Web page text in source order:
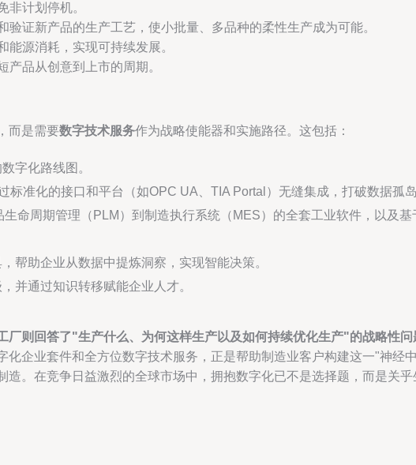
非计划停机。
验证新产品的生产工艺，使小批量、多品种的柔性生产成为可能。
源消耗，实现可持续发展。
产品从创意到上市的周期。
而是需要数字技术服务作为战略使能器和实施路径。这包括：
字化路线图。
标准化的接口和平台（如OPC UA、TIA Portal）无缝集成，打破数据孤岛
生命周期管理（PLM）到制造执行系统（MES）的全套工业软件，以及
帮助企业从数据中提炼洞察，实现智能决策。
并通过知识转移赋能企业人才。
则回答了"生产什么、为何这样生产以及如何持续优化生产"的战略性问
企业套件和全方位数字技术服务，正是帮助制造业客户构建这一"神经
。在竞争日益激烈的全球市场中，拥抱数字化已不是选择题，而是关乎